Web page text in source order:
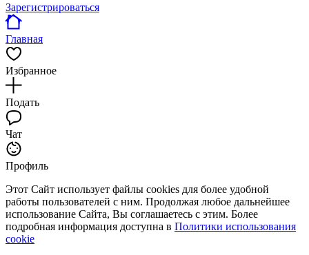
Зарегистрироваться
Главная
Избранное
Подать
Чат
Профиль
Этот Сайт использует файлы cookies для более удобной
работы пользователей с ним. Продолжая любое дальнейшее
использование Сайта, Вы соглашаетесь с этим. Более
подробная информация доступна в Политики использования
cookie